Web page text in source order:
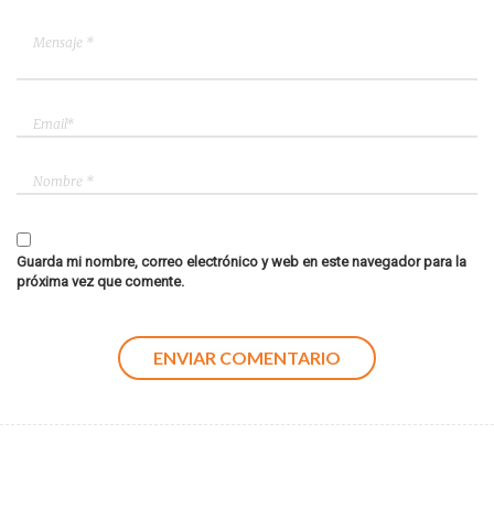
Guarda mi nombre, correo electrónico y web en este navegador para la
próxima vez que comente.